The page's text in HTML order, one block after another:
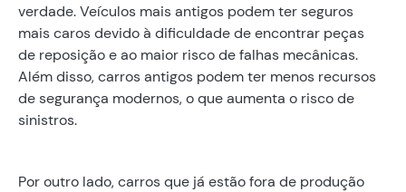
verdade. Veículos mais antigos podem ter seguros
mais caros devido à dificuldade de encontrar peças
de reposição e ao maior risco de falhas mecânicas.
Além disso, carros antigos podem ter menos recursos
de segurança modernos, o que aumenta o risco de
sinistros.
Por outro lado, carros que já estão fora de produção